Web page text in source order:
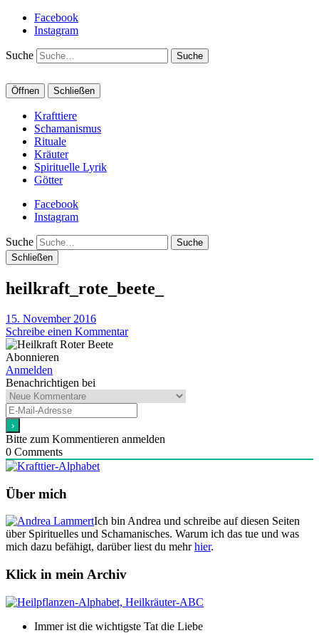
Facebook
Instagram
Suche
Öffnen Schließen
Krafttiere
Schamanismus
Rituale
Kräuter
Spirituelle Lyrik
Götter
Facebook
Instagram
Suche
Schließen
heilkraft_rote_beete_
15. November 2016
Schreibe einen Kommentar
Abonnieren
Anmelden
Benachrichtigen bei
Bitte zum Kommentieren anmelden
0 Comments
Über mich
Ich bin Andrea und schreibe auf diesen Seiten
über Spirituelles und Schamanisches. Warum ich das tue und was
mich dazu befähigt, darüber liest du mehrhier.
Klick in mein Archiv
Immer ist die wichtigste Tat die Liebe